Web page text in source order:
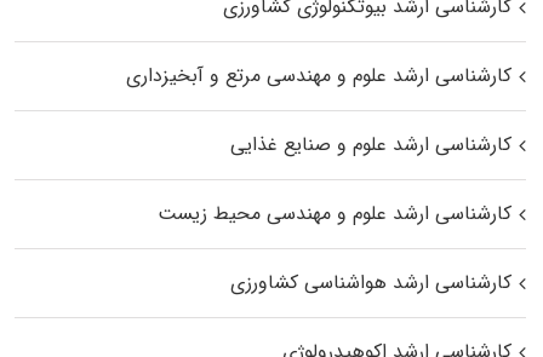
کارشناسی ارشد بیوتکنولوژی کشاورزی
کارشناسی ارشد علوم و مهندسی مرتع و آبخیزداری
کارشناسی ارشد علوم و صنایع غذایی
کارشناسی ارشد علوم و مهندسی محیط زیست
کارشناسی ارشد هواشناسی کشاورزی